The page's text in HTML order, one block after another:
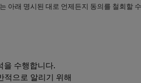
아래 명시된 대로 언제든지 동의를 철회할
을 수행합니다.
적으로 알리기 위해